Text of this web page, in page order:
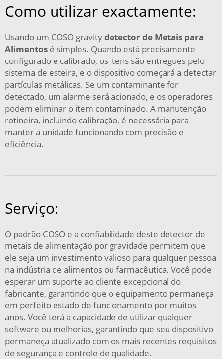
Como utilizar exactamente:
Usando um COSO gravitydetector de Metais para
Alimentos é simples. Quando está precisamente
configurado e calibrado, os itens são entregues pelo
sistema de esteira, e o dispositivo começará a detectar
partículas metálicas. Se um contaminante for
detectado, um alarme será acionado, e os operadores
podem eliminar o item contaminado. A manutenção
rotineira, incluindo calibração, é necessária para
manter a unidade funcionando com precisão e
eficiência.
Serviço:
O padrão COSO e a confiabilidade deste detector de
metais de alimentação por gravidade permitem que
ele seja um investimento valioso para qualquer pessoa
na indústria de alimentos ou farmacêutica. Você pode
esperar um suporte ao cliente excepcional do
fabricante, garantindo que o equipamento permaneça
em perfeito estado de funcionamento por muitos
anos. Você terá a capacidade de utilizar qualquer
software ou melhorias, garantindo que seu dispositivo
permaneça atualizado com os mais recentes requisitos
de segurança e controle de qualidade.